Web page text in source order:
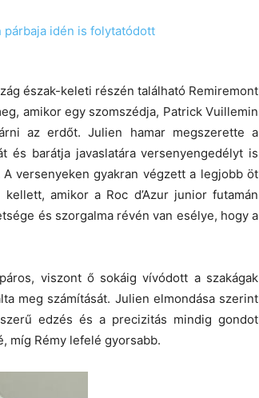
észak-keleti részén található Remiremont
amikor egy szomszédja, Patrick Vuillemin
az erdőt. Julien hamar megszerette a
és barátja javaslatára versenyengedélyt is
versenyeken gyakran végzett a legjobb öt
amikor a Roc d’Azur junior futamán
és szorgalma révén van esélye, hogy a
viszont ő sokáig vívódott a szakágak
meg számítását. Julien elmondása szerint
edzés és a precizitás mindig gondot
míg Rémy lefelé gyorsabb.